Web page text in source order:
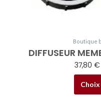
Boutique
DIFFUSEUR
37,80 €